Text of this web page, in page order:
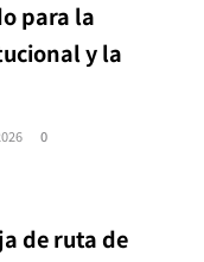
para la
y la
0
de ruta de